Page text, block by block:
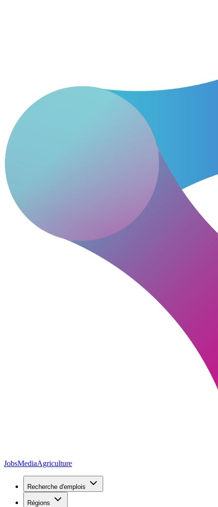
JobsMediaAgriculture
Recherche d'emplois
Régions